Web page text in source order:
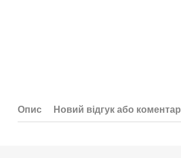
Опис Новий відгук або коментар